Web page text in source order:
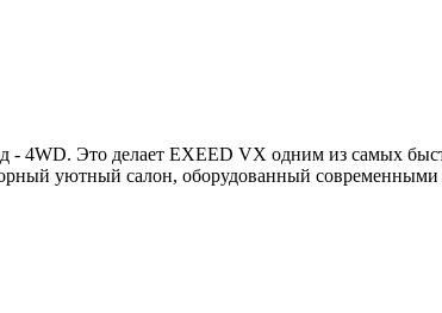
4WD. Это делает EXEED VX одним из самых
уютный салон, оборудованный современными